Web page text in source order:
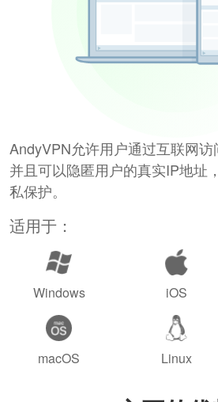
AndyVPN允许用户通过互联网访
并且可以隐匿用户的真实IP地址
私保护。
适用于：
Windows iOS
macOS Linux